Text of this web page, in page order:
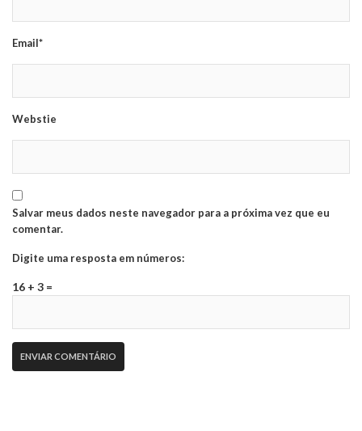
Email*
Webstie
Salvar meus dados neste navegador para a próxima vez que eu
comentar.
Digite uma resposta em números:
16 + 3 =